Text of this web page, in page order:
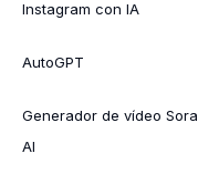
Instagram con IA
AutoGPT
Generador de vídeo Sora
AI